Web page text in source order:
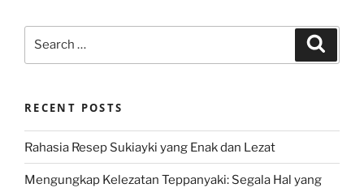
RECENT POSTS
Rahasia Resep Sukiayki yang Enak dan Lezat
Mengungkap Kelezatan Teppanyaki: Segala Hal yang